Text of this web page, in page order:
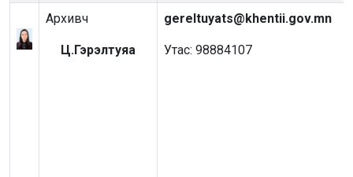
Архивч
Ц.Гэрэлтуяа
gereltuyats@khentii.gov.mn
Утас: 98884107